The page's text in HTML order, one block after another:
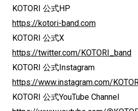
KOTORI 公式HP
https://kotori-band.com
KOTORI 公式X
https://twitter.com/KOTORI_band
KOTORI 公式Instagram
https://www.instagram.com/
KOTORI 公式YouTube Channel